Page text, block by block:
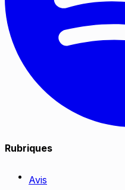
Rubriques
Avis